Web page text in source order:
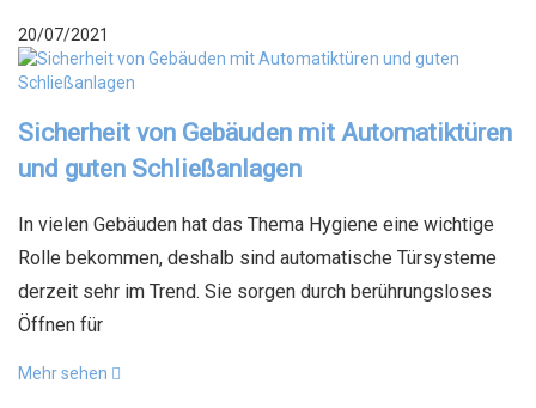
20/07/2021
Sicherheit von Gebäuden mit Automatiktüren
und guten Schließanlagen
In vielen Gebäuden hat das Thema Hygiene eine wichtige
Rolle bekommen, deshalb sind automatische Türsysteme
derzeit sehr im Trend. Sie sorgen durch berührungsloses
Öffnen für
Mehr sehen